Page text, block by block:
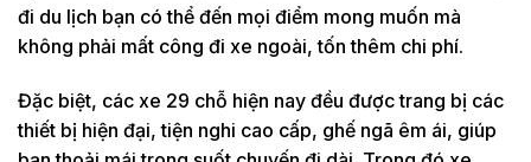
đi du lịch bạn có thể đến mọi điểm mong muốn mà
không phải mất công đi xe ngoài, tốn thêm chi phí.
Đặc biệt, các xe 29 chỗ hiện nay đều được trang bị các
thiết bị hiện đại, tiện nghi cao cấp, ghế ngã êm ái, giúp